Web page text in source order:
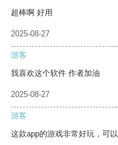
超棒啊 好用
2025-08-27
游客
我喜欢这个软件 作者加油
2025-08-27
游客
这款app的游戏非常好玩，可以